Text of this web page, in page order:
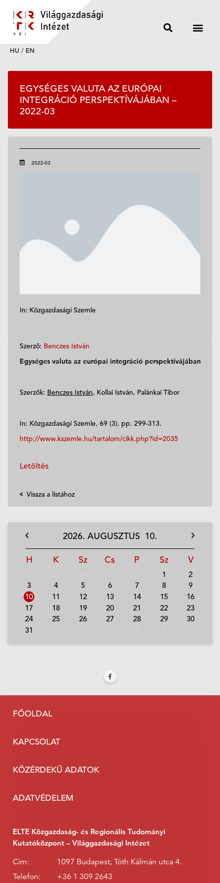
HU / EN
EGYSÉGES VALUTA AZ EURÓPAI
INTEGRÁCIÓ PERSPEKTÍVÁJÁBAN –
2022-03
2022-03
In: Közgazdasági Szemle
Szerző: Benczes István
Egységes valuta az európai integráció perspektívájában
Szerzők: Benczes István, Kollai István, Palánkai Tibor
In: Közgazdasági Szemle, 69 (3). pp. 299-313.
http://www.kszemle.hu/tartalom/cikk.php?id=2035
Letöltés
Vissza a listához
2026. AUGUSZTUS 10.
H K Sz Cs P Sz V
1
2
3
4 5 6 7 8
9
10
11 12 13 14 15
16
17
18 19 20 21 22
23
24
25 26 27 28 29
30
31
FŐOLDAL
KAPCSOLAT
KÖZÉRDEKŰ ADATOK
ADATVÉDELEM
ELTE Közgazdaság- és Regionális Tudományi
Kutatóközpont – Világgazdasági Intézet
Cím:
1097 Budapest, Tóth Kálmán utca 4.
Telefon:
+36 1 309 2643